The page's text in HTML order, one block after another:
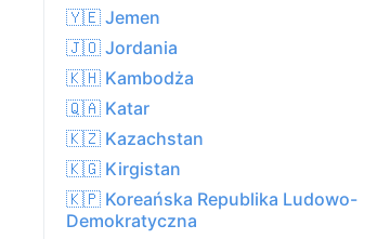
🇾🇪 Jemen
🇯🇴 Jordania
🇰🇭 Kambodża
🇶🇦 Katar
🇰🇿 Kazachstan
🇰🇬 Kirgistan
🇰🇵 Koreańska Republika Ludowo-
Demokratyczna